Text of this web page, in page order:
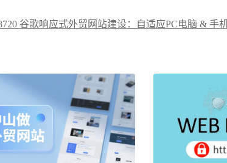
谷歌响应式外贸网站建设：自适应PC电脑 & 手机